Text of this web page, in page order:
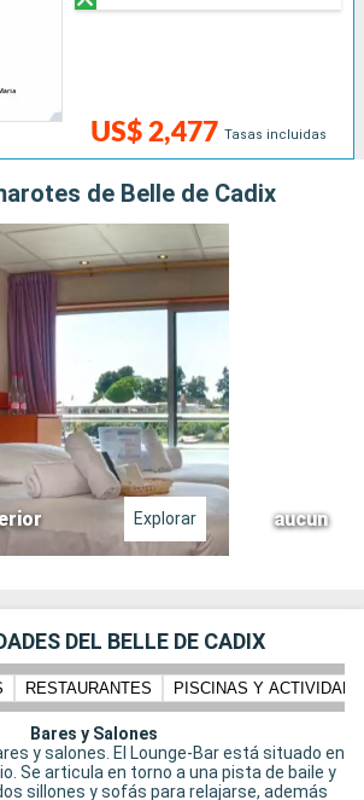
US$ 2,477 Tasas incluidas
de Belle de Cadix
Explorar aucun
DEL BELLE DE CADIX
RESTAURANTES PISCINAS Y
Bares y Salones
y salones. El Lounge-Bar está situado en
Se articula en torno a una pista de baile y
sillones y sofás para relajarse, además